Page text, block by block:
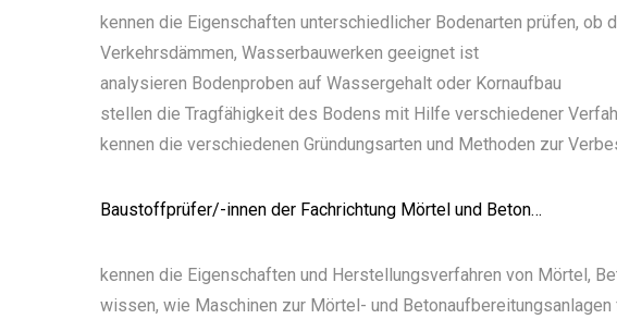
kennen die Eigenschaften unterschiedlicher Bodenarten prüfen, ob
Verkehrsdämmen, Wasserbauwerken geeignet ist
analysieren Bodenproben auf Wassergehalt oder Kornaufbau
stellen die Tragfähigkeit des Bodens mit Hilfe verschiedener
kennen die verschiedenen Gründungsarten und Methoden zur
Baustoffprüfer/-innen der Fachrichtung Mörtel und Beton…
kennen die Eigenschaften und Herstellungsverfahren von Mörtel,
wissen, wie Maschinen zur Mörtel- und Betonaufbereitungsanlagen